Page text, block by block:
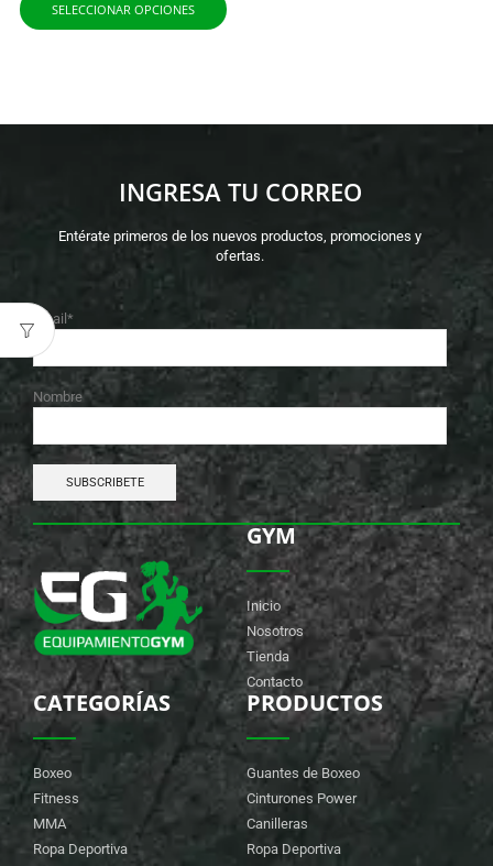
SELECCIONAR OPCIONES
INGRESA TU CORREO
Entérate primeros de los nuevos productos, promociones y
ofertas.
Email*
Nombre
GYM
Inicio
Nosotros
Tienda
Contacto
CATEGORÍAS
Boxeo
Fitness
MMA
Ropa Deportiva
PRODUCTOS
Guantes de Boxeo
Cinturones Power
Canilleras
Ropa Deportiva